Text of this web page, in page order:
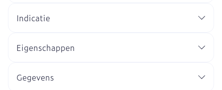
Indicatie
Eigenschappen
Gegevens